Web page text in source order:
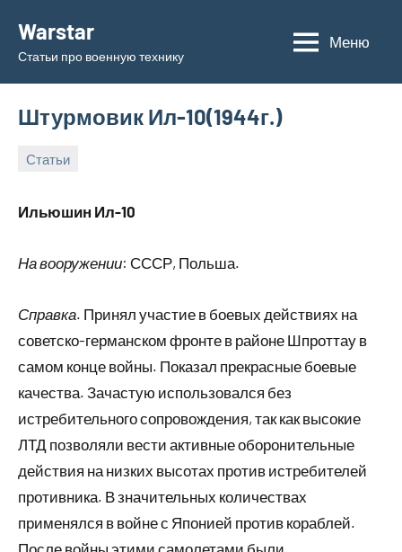
содержимому
Warstar
Статьи про военную технику
Меню
Штурмовик Ил-10(1944г.)
Статьи
Ильюшин Ил-10
На вооружении: СССР, Польша.
Справка. Принял участие в боевых действиях на
советско-германском фронте в районе Шпроттау в
самом конце войны. Показал прекрасные боевые
качества. Зачастую использовался без
истребительного сопровождения, так как высокие
ЛТД позволяли вести активные оборонительные
действия на низких высотах против истребителей
противника. В значительных количествах
применялся в войне с Японией против кораблей.
После войны этими самолетами были